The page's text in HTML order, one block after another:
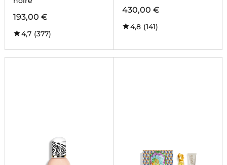
193,00 €
4,7 (377)
430,00 €
4,8 (141)